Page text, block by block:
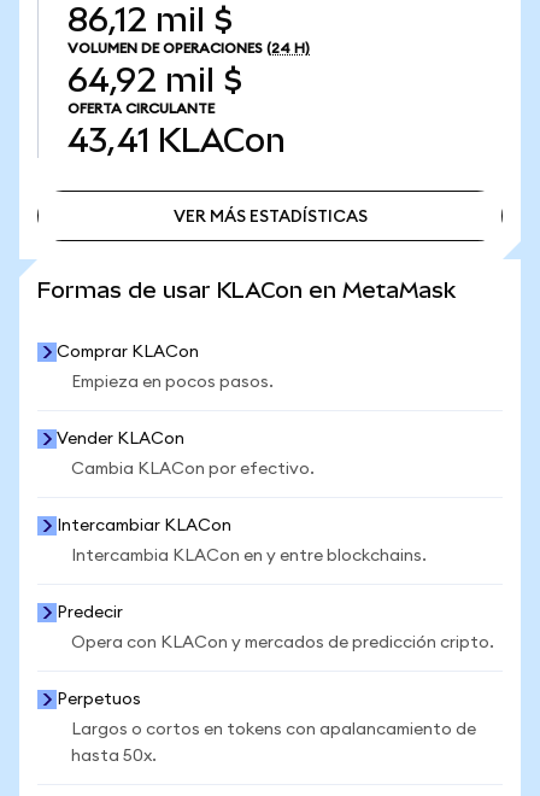
86,12 mil $
VOLUMEN DE OPERACIONES (24 H)
64,92 mil $
OFERTA CIRCULANTE
43,41 KLACon
VER MÁS ESTADÍSTICAS
Formas de usar KLACon en MetaMask
Comprar KLACon
Empieza en pocos pasos.
Vender KLACon
Cambia KLACon por efectivo.
Intercambiar KLACon
Intercambia KLACon en y entre blockchains.
Predecir
Opera con KLACon y mercados de predicción cripto.
Perpetuos
Largos o cortos en tokens con apalancamiento de
hasta 50x.